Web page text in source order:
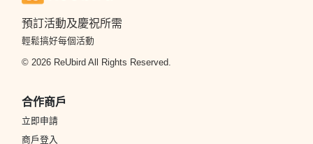
預訂活動及慶祝所需
輕鬆搞好每個活動
© 2026 ReUbird All Rights Reserved.
合作商戶
立即申請
商戶登入